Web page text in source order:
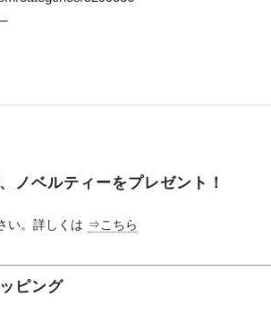
ノベルティーをプレゼント！
い。詳しくは ⇒こちら
ピング